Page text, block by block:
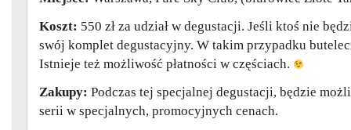
Koszt: 550 zł za udział w degustacji. Jeśli ktoś nie
swój komplet degustacyjny. W takim przypadku
Istnieje też możliwość płatności w częściach.
Zakupy: Podczas tej specjalnej degustacji, będzie
serii w specjalnych, promocyjnych cenach.